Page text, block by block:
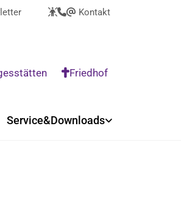
@ Kontakt
Friedhof
Service&Downloads